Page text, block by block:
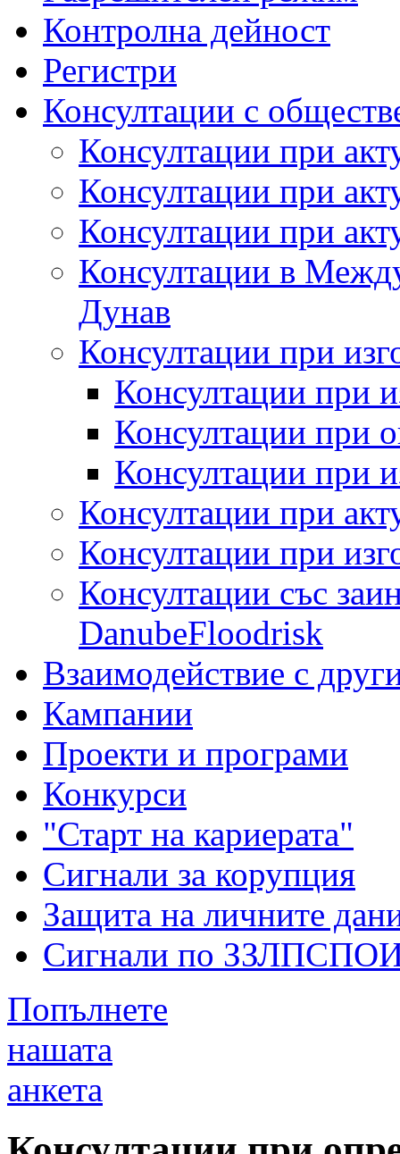
Контролна дейност
Регистри
Консултации с
Консултации при
Консултации при
Консултации при
Консултации в
Дунав
Консултации при
Консултации при
Консултации при
Консултации при
Консултации при
Консултации при
Консултации със
DanubeFloodrisk
Взаимодействие с
Кампании
Проекти и програми
Конкурси
"Старт на кариерата"
Сигнали за корупция
Защита на личните
Сигнали по
Попълнете
нашата
анкета